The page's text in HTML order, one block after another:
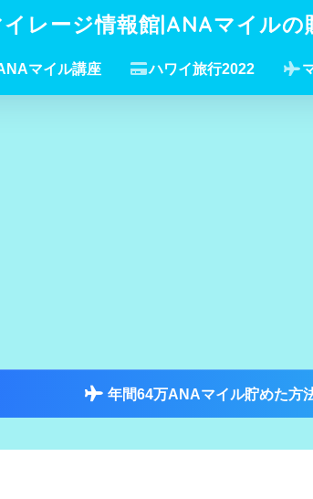
レージ情報館|ANAマイルの
マイル講座 ハワイ旅行2022
年間64万ANAマイル貯めた方